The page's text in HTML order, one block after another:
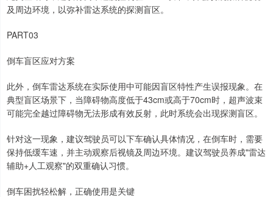
及周边环境，以弥补雷达系统的探测盲区。
PART03
倒车盲区应对方案
此外，倒车雷达系统在实际使用中可能因盲区特性产生误报现象。在
典型盲区场景下，当障碍物高度低于43cm或高于70cm时，超声波束
可能完全越过障碍物无法形成有效反射，此时系统会出现探测盲区。
针对这一现象，建议驾驶员可以下车确认具体情况，在倒车时，需要
保持低缓车速，并主动观察后视镜及周边环境。建议驾驶员养成"雷达
辅助+人工观察"的双重确认习惯。
倒车困扰轻松解，正确使用是关键